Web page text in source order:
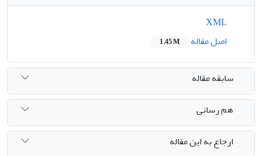
اصل مقاله
1.45 M
سابقه مقاله
هم رسانی
ارجاع به این مقاله